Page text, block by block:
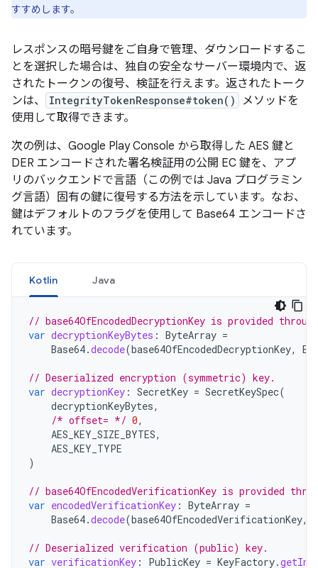
すすめします。
レスポンスの暗号鍵をご自身で管理、ダウンロードするこ
とを選択した場合は、独自の安全なサーバー環境内で、返
されたトークンの復号、検証を行えます。返されたトーク
ンは、
IntegrityTokenResponse#token()
メソッドを
使用して取得できます。
次の例は、Google Play Console から取得した AES 鍵と
DER エンコードされた署名検証用の公開 EC 鍵を、アプ
リのバックエンドで言語（この例では Java プログラミン
グ言語）固有の鍵に復号する方法を示しています。なお、
鍵はデフォルトのフラグを使用して Base64 エンコードさ
れています。
Kotlin Java
// base64OfEncodedDecryptionKey is provided
var decryptionKeyBytes : ByteArray =
Base64.decode(base64OfEncodedDecryptionKey,
// Deserialized encryption (symmetric) key.
var decryptionKey : SecretKey = SecretKeySpec(
decryptionKeyBytes,
/* offset= */ 0,
AES_KEY_SIZE_BYTES,
AES_KEY_TYPE
)
// base64OfEncodedVerificationKey is provided
var encodedVerificationKey : ByteArray =
Base64.decode(base64OfEncodedVerificationKey,
// Deserialized verification (public) key.
var verificationKey : PublicKey = KeyFactory.